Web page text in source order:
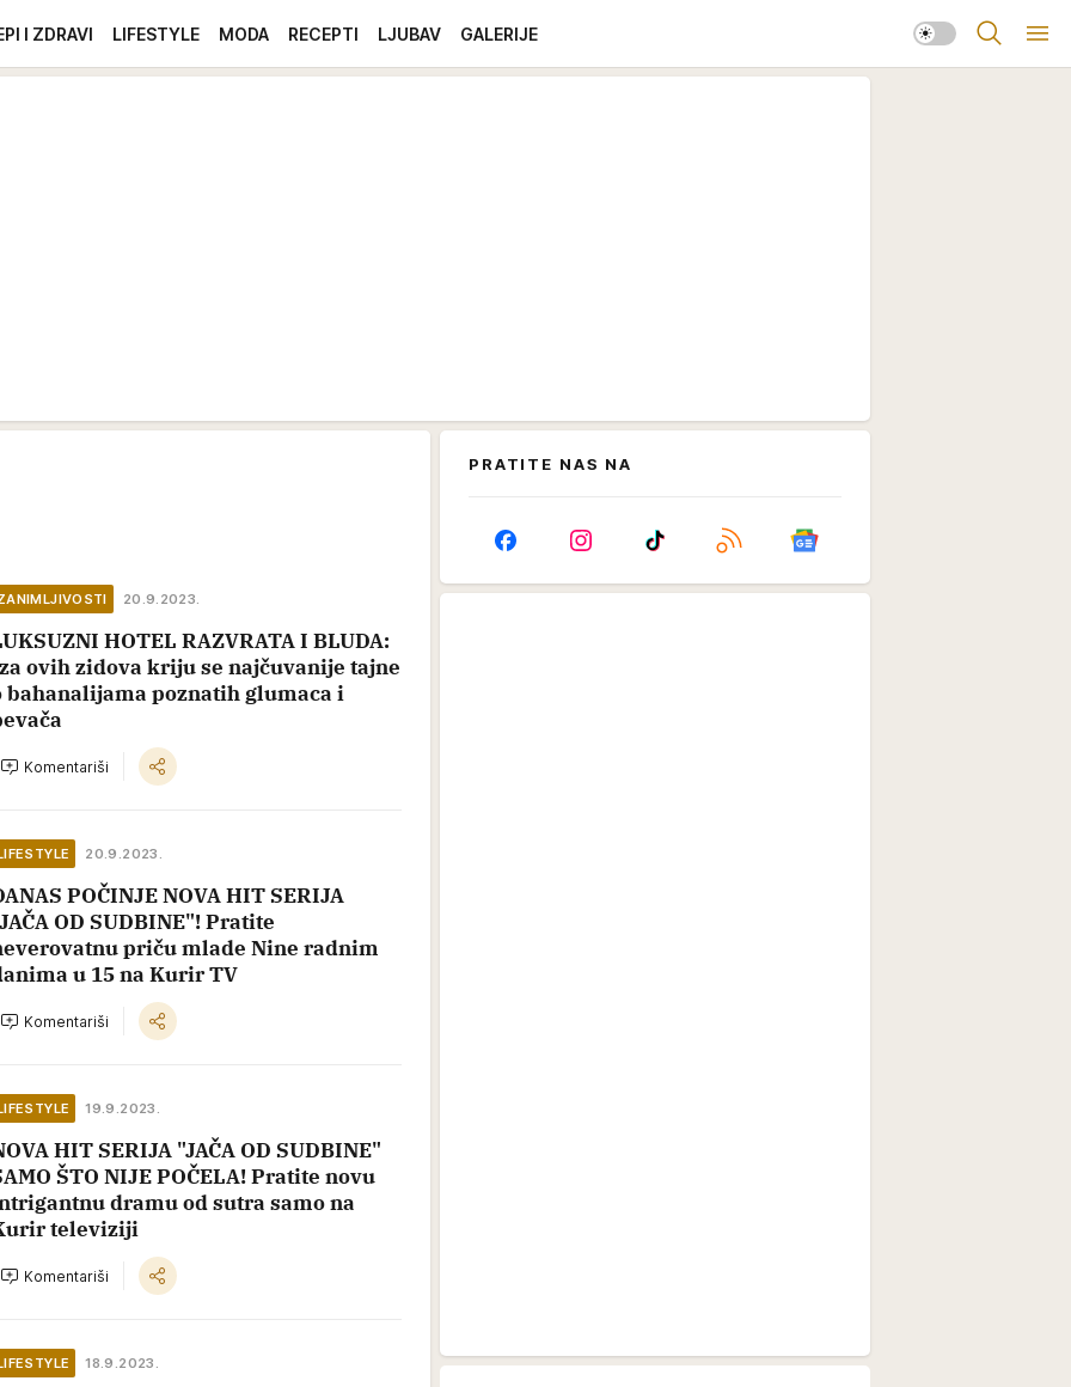
I ZDRAVI LIFESTYLE MODA RECEPTI LJUBAV GALERIJE
20.9.2023.
HOTEL RAZVRATA I BLUDA:
ovih zidova kriju se najčuvanije tajne
bahanalijama poznatih glumaca i
Komentariši
20.9.2023.
POČINJE NOVA HIT SERIJA
OD SUDBINE"! Pratite
priču mlade Nine radnim
u 15 na Kurir TV
Komentariši
19.9.2023.
HIT SERIJA "JAČA OD SUDBINE"
ŠTO NIJE POČELA! Pratite novu
dramu od sutra samo na
televiziji
Komentariši
18.9.2023.
PRATITE NAS NA